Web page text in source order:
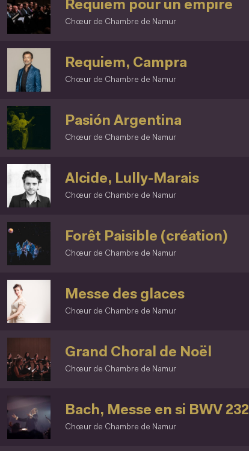
Chœur de Chambre de Namur
Requiem pour un empire
Chœur de Chambre de Namur
Requiem, Campra
Chœur de Chambre de Namur
Pasión Argentina
Chœur de Chambre de Namur
Alcide, Lully-Marais
Chœur de Chambre de Namur
Forêt Paisible (création)
Chœur de Chambre de Namur
Messe des glaces
Chœur de Chambre de Namur
Grand Choral de Noël
Chœur de Chambre de Namur
Bach, Messe en si BWV 232